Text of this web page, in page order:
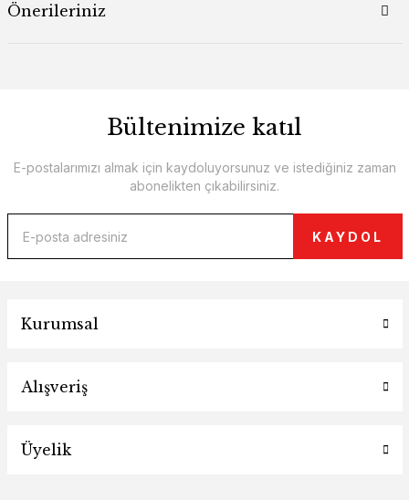
Önerileriniz
Bültenimize katıl
E-postalarımızı almak için kaydoluyorsunuz ve istediğiniz zaman
abonelikten çıkabilirsiniz.
KAYDOL
Kurumsal
Alışveriş
Üyelik